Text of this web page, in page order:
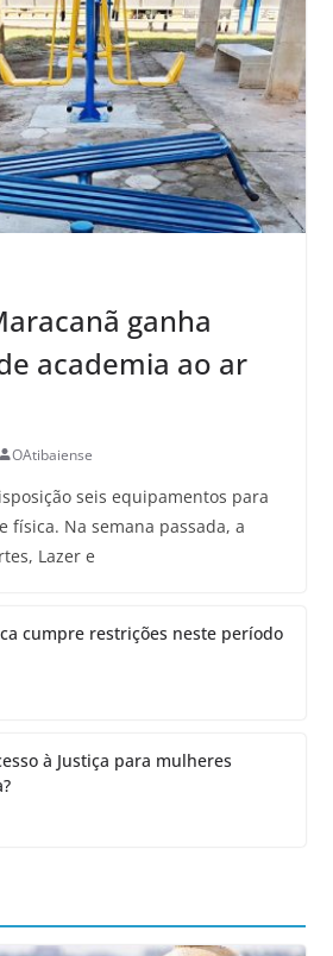
ganha
academia ao ar
OAtibaiense
seis equipamentos para
física. Na semana passada, a
Lazer e
cumpre restrições neste período
à Justiça para mulheres